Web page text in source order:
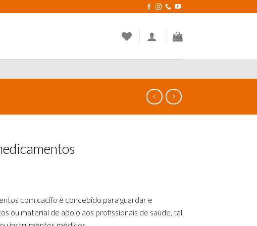
com cacifo é concebido para guardar e
ou material de apoio aos profissionais de saúde, tal